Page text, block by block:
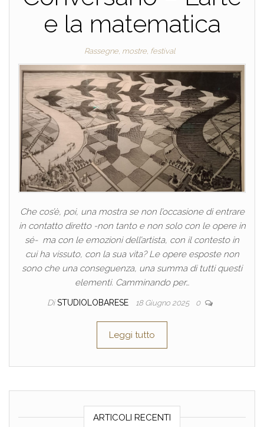
e la matematica
Rassegne, mostre, festival
Che cos’è, poi, una mostra se non l’occasione di entrare
in contatto diretto -non tanto e non solo con le opere in
sé- ma con le emozioni dell’artista, con il contesto in
cui ha vissuto, con la sua vita? Le opere esposte non
sono che una conseguenza, una summa di tutti questi
elementi. Camminando per…
Di STUDIOLOBARESE 18 Giugno 2025 0
Leggi tutto
ARTICOLI RECENTI